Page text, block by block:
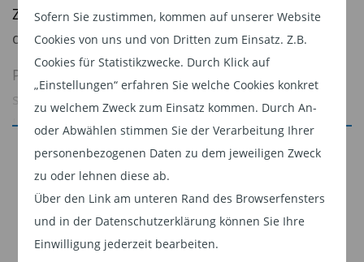
Sofern Sie zustimmen, kommen auf unserer Website
Cookies von uns und von Dritten zum Einsatz. Z.B.
Cookies für Statistikzwecke. Durch Klick auf
„Einstellungen“ erfahren Sie welche Cookies konkret
zu welchem Zweck zum Einsatz kommen. Durch An-
oder Abwählen stimmen Sie der Verarbeitung Ihrer
personenbezogenen Daten zu dem jeweiligen Zweck
zu oder lehnen diese ab.
Über den Link am unteren Rand des Browserfensters
und in der Datenschutzerklärung können Sie Ihre
Einwilligung jederzeit bearbeiten.
Zollpolitik als Angebotsschock die Konjunktur
dämpft und die Inflation erhöht.
Parallel dazu richtet die EZB ihren Blick auf
stabilere Aussichten für 2026 und 2027, während
Japan vor einer weiteren Zinsanhebung steht. In
China verschärft ein unerwartet starker Einbruch
der Investitionen die strukturelle Abkühlung der
Wirtschaft.
Jetzt weiterlesen
Dieser Inhalt ist für professionelle Anleger
bestimmt. Mit Klick auf "Weiter" bestätigen
Sie, dass Sie ein professioneller Anleger sind
und stimmen unsererDatenschutzerklärung